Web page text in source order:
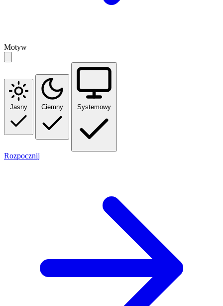
Motyw
Jasny Ciemny Systemowy
Rozpocznij